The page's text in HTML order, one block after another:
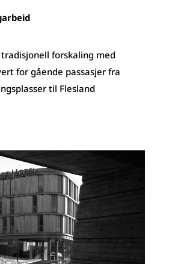
forskaling med
for gående passasjer fra
til Flesland